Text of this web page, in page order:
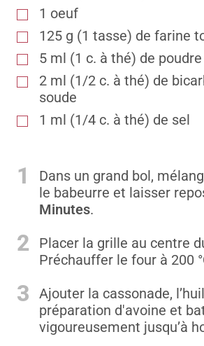
1 oeuf
125 g (1 tasse) de farine
5 ml (1 c. à thé) de
2 ml (1/2 c. à thé) de
soude
1 ml (1/4 c. à thé) de sel
1
Dans un grand bol,
le babeurre et laisser
Minutes.
2
Placer la grille au centre
Préchauffer le four à 200
3
Ajouter la cassonade,
préparation d'avoine et
vigoureusement jusqu’à